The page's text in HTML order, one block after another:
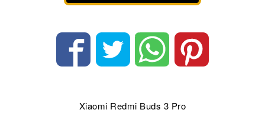
Xiaomi Redmi Buds 3 Pro